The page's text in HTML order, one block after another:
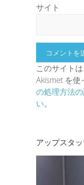
サイト
このサイト
Akismet を使
の処理方法
い。
アップスタ